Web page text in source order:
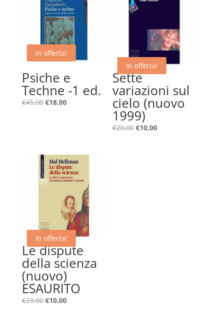
In offerta!
Psiche e
Techne -1 ed.
€45,00 Il
€18,00Il
In offerta!
Sette
variazioni sul
cielo (nuovo
1999)
€20,00 Il
€10,00Il
In offerta!
Le dispute
della scienza
(nuovo)
ESAURITO
€23,00 Il
€10,00Il